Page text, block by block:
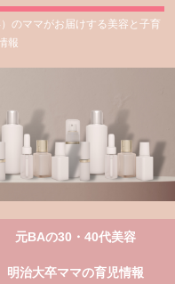
のママがお届けする美容と子育
報
元BAの30・40代美容
明治大卒ママの育児情報